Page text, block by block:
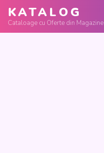
KATALOG
Cataloage cu Oferte din Magazine